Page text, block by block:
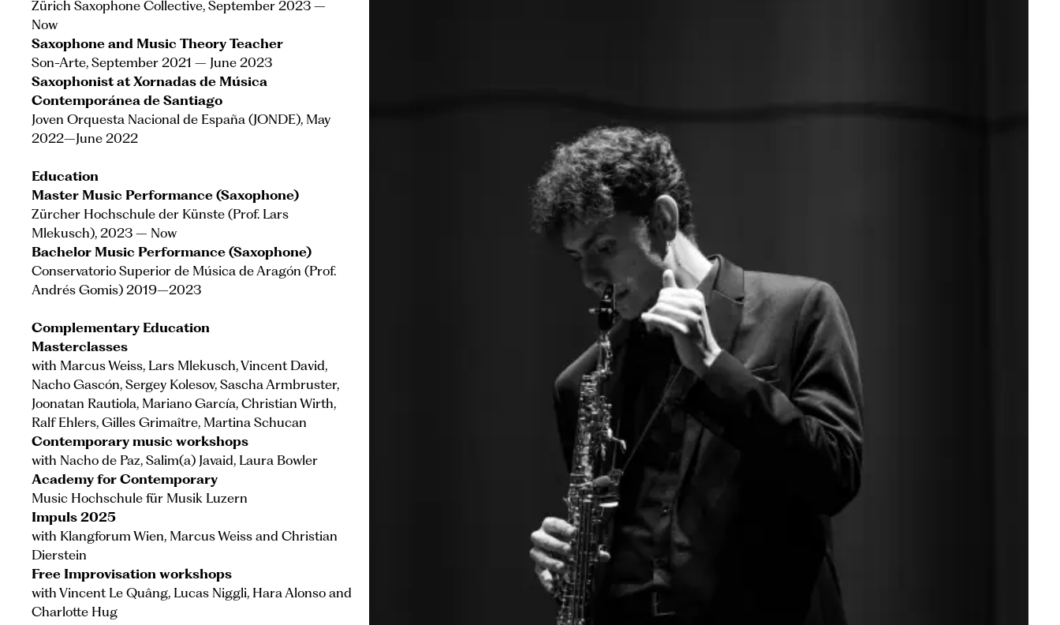
Zürich Saxophone Collective, September 2023 –
Now
Saxophone and Music Theory Teacher
Son-Arte, September 2021 – June 2023
Saxophonist at Xornadas de Música
Contemporánea de Santiago
Joven Orquesta Nacional de España (JONDE), May
2022–June 2022
Education
Master Music Performance (Saxophone)
Zürcher Hochschule der Künste (Prof. Lars
Mlekusch), 2023 – Now
Bachelor Music Performance (Saxophone)
Conservatorio Superior de Música de Aragón (Prof.
Andrés Gomis) 2019–2023
Complementary Education
Masterclasses
with Marcus Weiss, Lars Mlekusch, Vincent David,
Nacho Gascón, Sergey Kolesov, Sascha Armbruster,
Joonatan Rautiola, Mariano García, Christian Wirth,
Ralf Ehlers, Gilles Grimaître, Martina Schucan
Contemporary music workshops
with Nacho de Paz, Salim(a) Javaid, Laura Bowler
Academy for Contemporary
Music Hochschule für Musik Luzern
Impuls 2025
with Klangforum Wien, Marcus Weiss and Christian
Dierstein
Free Improvisation workshops
with Vincent Le Quâng, Lucas Niggli, Hara Alonso and
Charlotte Hug